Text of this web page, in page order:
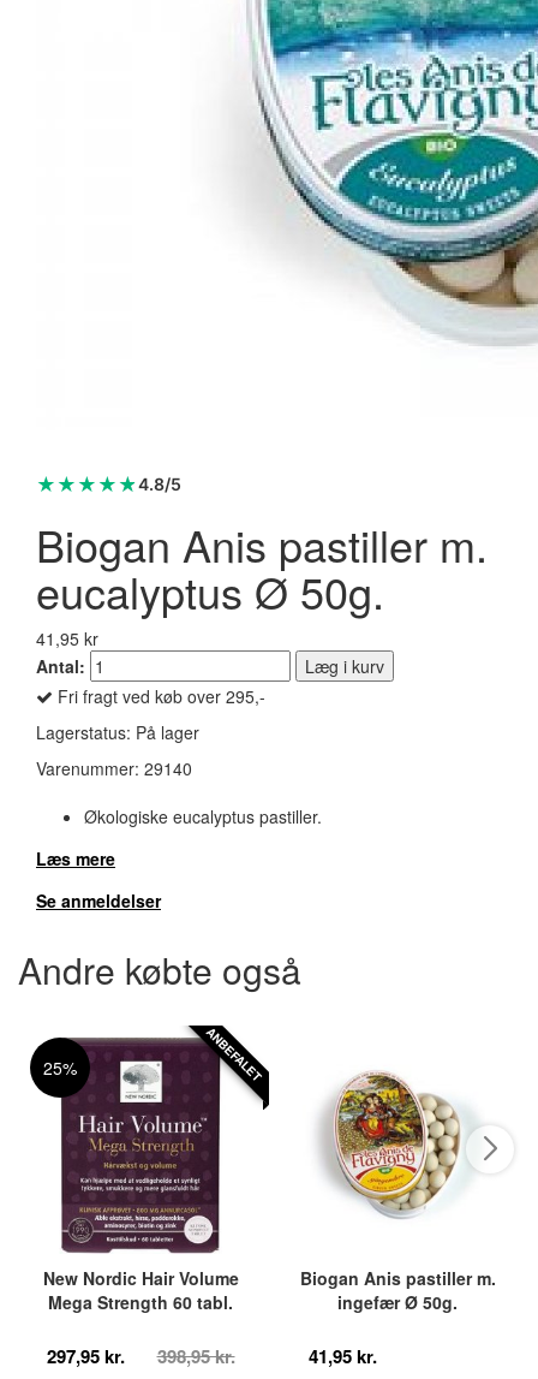
★ ★ ★ ★★4.8/5
Biogan Anis pastiller m.
eucalyptus Ø 50g.
41,95 kr
Antal:
Læg i kurv
Fri fragt ved køb over 295,-
Lagerstatus: På lager
Varenummer: 29140
Økologiske eucalyptus pastiller.
Læs mere
Se anmeldelser
Andre købte også
25%
New Nordic Hair Volume
Mega Strength 60 tabl.
297,95 kr. 398,95 kr.
ANBEFALET
Biogan Anis pastiller m.
ingefær Ø 50g.
41,95 kr.